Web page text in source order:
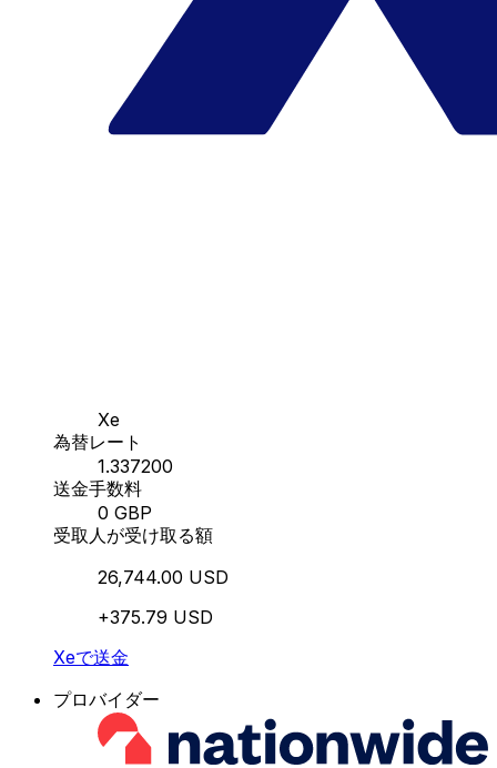
Xe
為替レート
1.337200
送金手数料
0 GBP
受取人が受け取る額
26,744.00 USD
+375.79 USD
Xeで送金
プロバイダー